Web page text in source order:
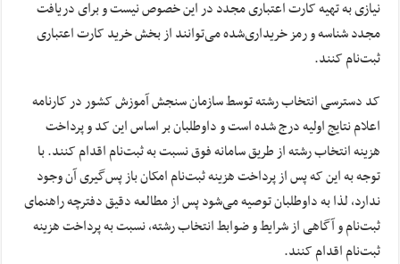
نیازی به تهیه کارت اعتباری مجدد در این خصوص نیست و برای دریافت
مجدد شناسه و رمز خریداری‌شده می‌توانند از بخش خرید کارت اعتباری
ثبت‌نام کنند.
کد دسترسی انتخاب رشته توسط سازمان سنجش آموزش کشور در کارنامه
اعلام نتایج اولیه درج شده است و داوطلبان بر اساس این کد و پرداخت
هزینه انتخاب رشته از طریق سامانه فوق نسبت به ثبت‌نام اقدام کنند. با
توجه به این که پس از پرداخت هزینه ثبت‌نام امکان باز پس‌گیری آن وجود
ندارد، لذا به داوطلبان توصیه می‌شود پس از مطالعه دقیق دفترچه راهنمای
ثبت‌نام و آگاهی از شرایط و ضوابط انتخاب رشته، نسبت به پرداخت هزینه
ثبت‌نام اقدام کنند.